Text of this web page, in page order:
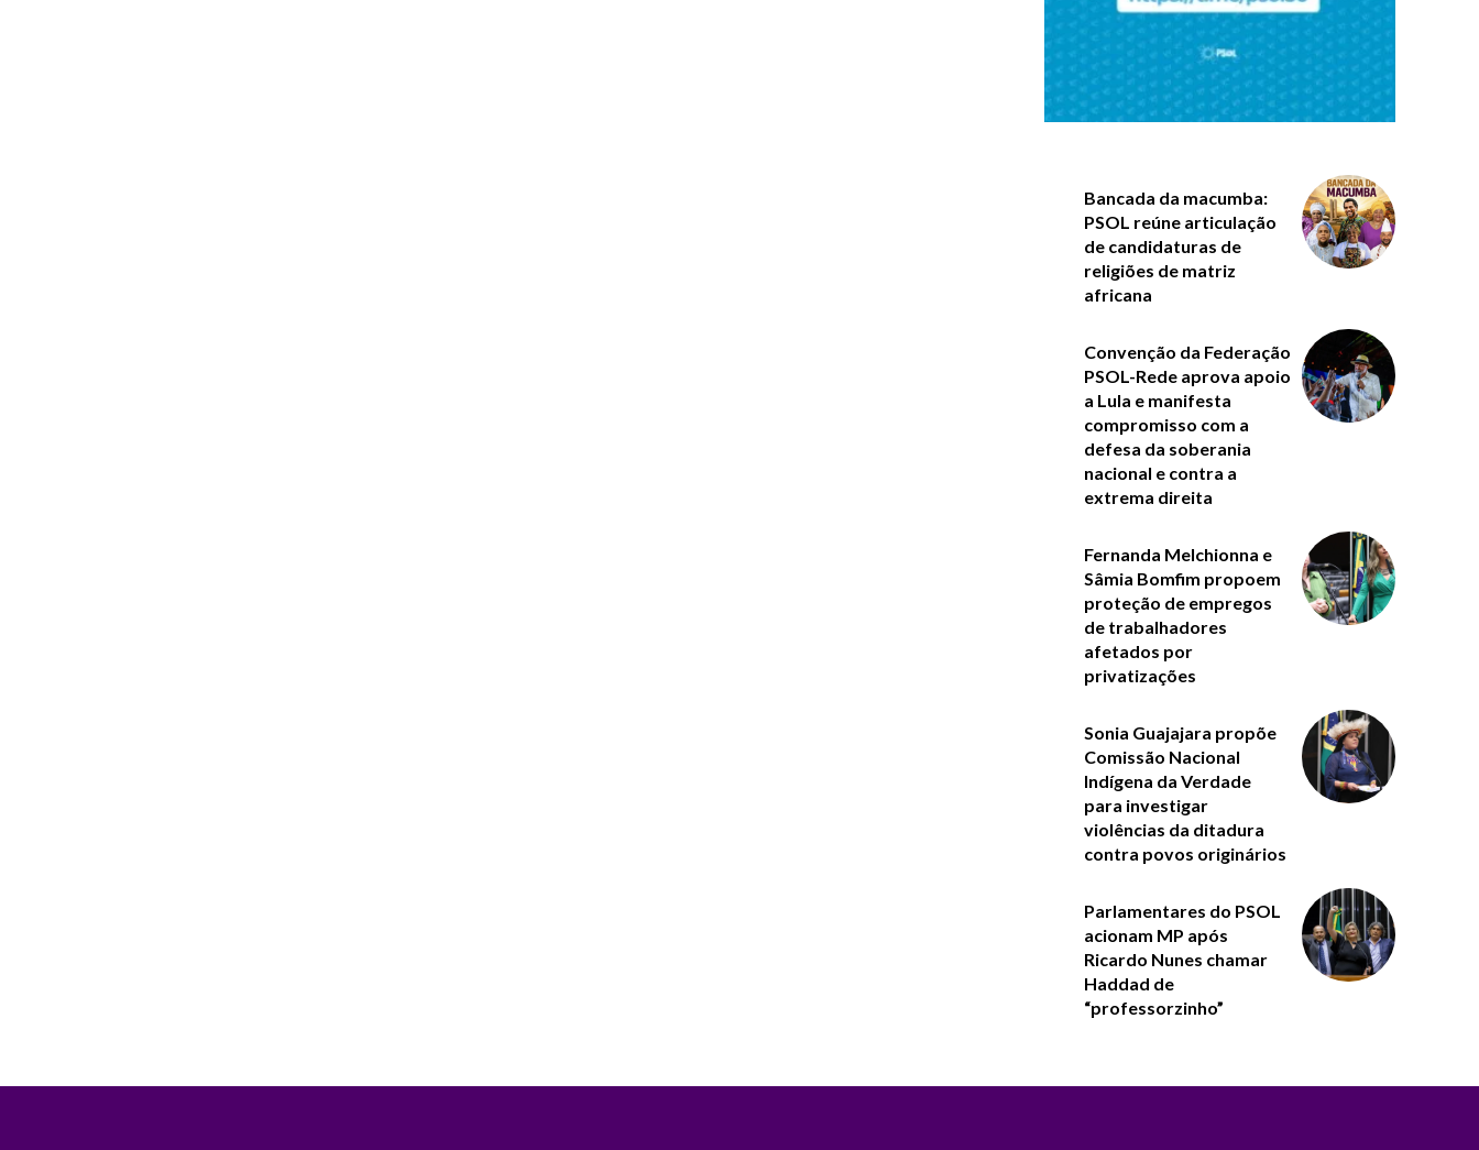
Bancada da macumba:
PSOL reúne articulação
de candidaturas de
religiões de matriz
africana
Convenção da Federação
PSOL-Rede aprova apoio
a Lula e manifesta
compromisso com a
defesa da soberania
nacional e contra a
extrema direita
Fernanda Melchionna e
Sâmia Bomfim propoem
proteção de empregos
de trabalhadores
afetados por
privatizações
Sonia Guajajara propõe
Comissão Nacional
Indígena da Verdade
para investigar
violências da ditadura
contra povos originários
Parlamentares do PSOL
acionam MP após
Ricardo Nunes chamar
Haddad de
“professorzinho”